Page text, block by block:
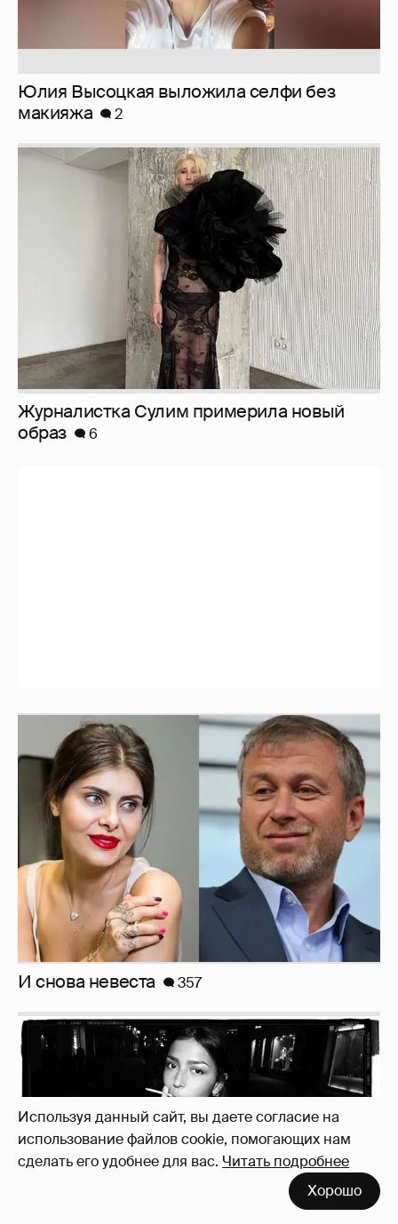
Используя данный сайт, вы даете согласие на
использование файлов cookie, помогающих нам
сделать его удобнее для вас. Читать подробнее
Хорошо
Юлия Высоцкая выложила селфи без
макияжа
2
Журналистка Сулим примерила новый
образ
6
И снова невеста 357